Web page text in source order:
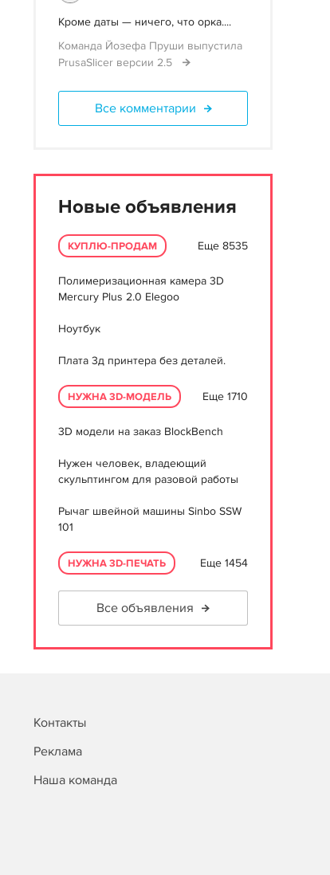
Кроме даты — ничего, что орка....
Команда Йозефа Пруши выпустила
PrusaSlicer версии 2.5
Все комментарии
Новые объявления
КУПЛЮ-ПРОДАМ Еще 8535
Полимеризационная камера 3D
Mercury Plus 2.0 Elegoo
Ноутбук
Плата 3д принтера без деталей.
НУЖНА 3D-МОДЕЛЬ Еще 1710
3D модели на заказ BlockBench
Нужен человек, владеющий
скульптингом для разовой работы
Рычаг швейной машины Sinbo SSW
101
НУЖНА 3D-ПЕЧАТЬ Еще 1454
Все объявления
Контакты
Реклама
Наша команда